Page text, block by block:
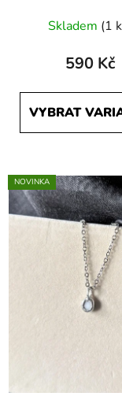
Skladem (1
590 Kč
VYBRAT
NOVINKA